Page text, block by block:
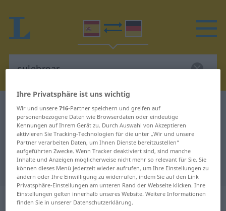
Spanisch-Deutsch Wörterbuch culebrear
Spanisch-Deutsch Übersetzung für
"culebrear"
"culebrear" Deutsch Übersetzung
„culebrear“: verbo intransitivo
Ihre Privatsphäre ist uns wichtig
Wir und unsere716-Partner speichern und greifen auf
personenbezogene Daten wie Browserdaten oder eindeutige
Kennungen auf Ihrem Gerät zu. Durch Auswahl von Akzeptieren
aktivieren Sie Tracking-Technologien für die unter „Wir und unsere
Partner verarbeiten Daten, um Ihnen Dienste bereitzustellen“
aufgeführten Zwecke. Wenn Tracker deaktiviert sind, sind manche
Inhalte und Anzeigen möglicherweise nicht mehr so relevant für Sie. Sie
können dieses Menü jederzeit wieder aufrufen, um Ihre Einstellungen zu
ändern oder Ihre Einwilligung zu widerrufen, indem Sie auf den Link
Privatsphäre-Einstellungen am unteren Rand der Webseite klicken. Ihre
Einstellungen gelten innerhalb unseres Website. Weitere Informationen
finden Sie in unserer Datenschutzerklärung.